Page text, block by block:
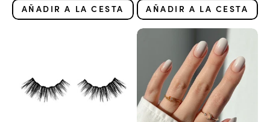
AÑADIR A LA CESTA AÑADIR A LA CESTA